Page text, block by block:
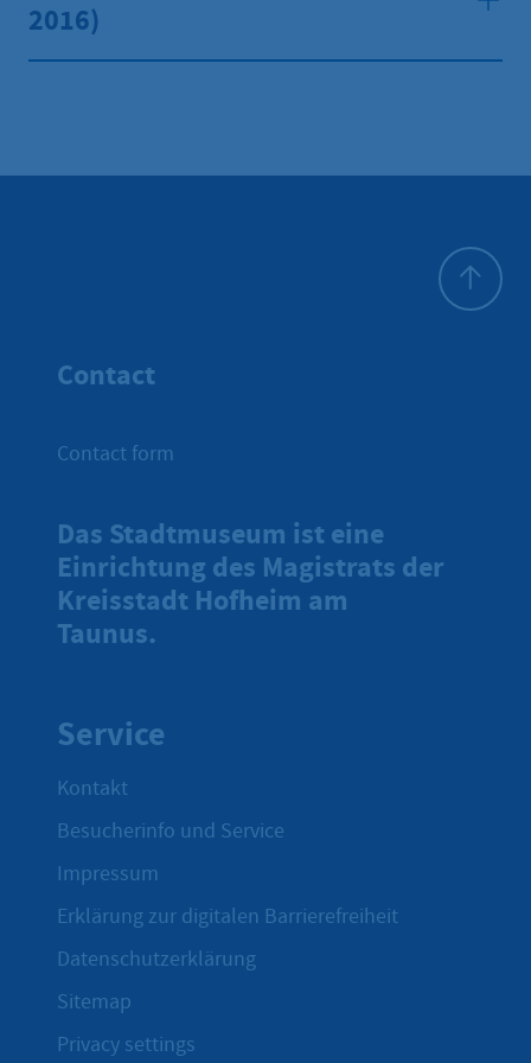
2016)
Contact
Contact form
Das Stadtmuseum ist eine
Einrichtung des Magistrats der
Kreisstadt Hofheim am
Taunus.
Service
Kontakt
Besucherinfo und Service
Impressum
Erklärung zur digitalen Barrierefreiheit
Datenschutzerklärung
Sitemap
Privacy settings